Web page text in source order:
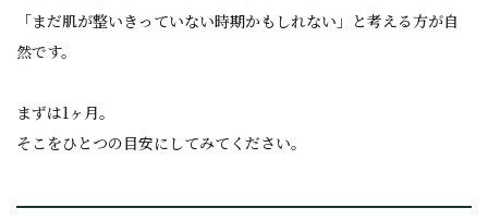
「まだ肌が整いきっていない時期かもしれない」と考える方が自
然です。
まずは1ヶ月。
そこをひとつの目安にしてみてください。